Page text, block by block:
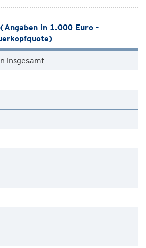
in 1.000 Euro -
insgesamt